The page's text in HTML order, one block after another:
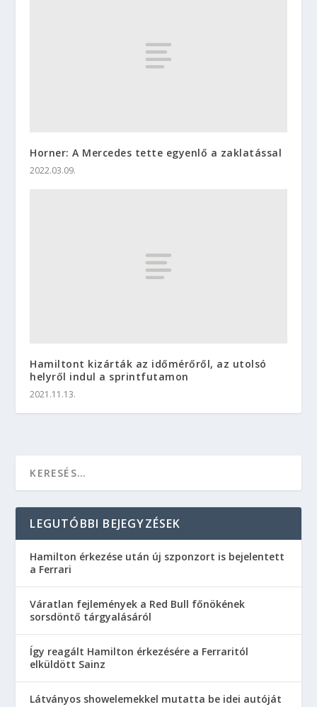
Horner: A Mercedes tette egyenlő a zaklatással
2022.03.09.
Hamiltont kizárták az időmérőről, az utolsó
helyről indul a sprintfutamon
2021.11.13.
LEGUTÓBBI BEJEGYZÉSEK
Hamilton érkezése után új szponzort is bejelentett
a Ferrari
Váratlan fejlemények a Red Bull főnökének
sorsdöntő tárgyalásáról
Így reagált Hamilton érkezésére a Ferraritól
elküldött Sainz
Látványos showelemekkel mutatta be idei autóját